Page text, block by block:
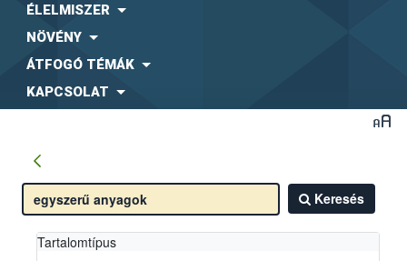
ÉLELMISZER
NÖVÉNY
ÁTFOGÓ TÉMÁK
KAPCSOLAT
Keresés
Tartalomtípus